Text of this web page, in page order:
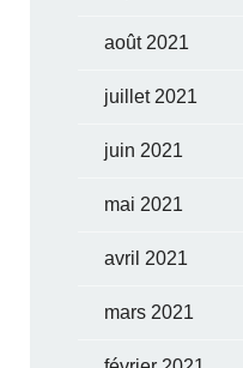
août 2021
juillet 2021
juin 2021
mai 2021
avril 2021
mars 2021